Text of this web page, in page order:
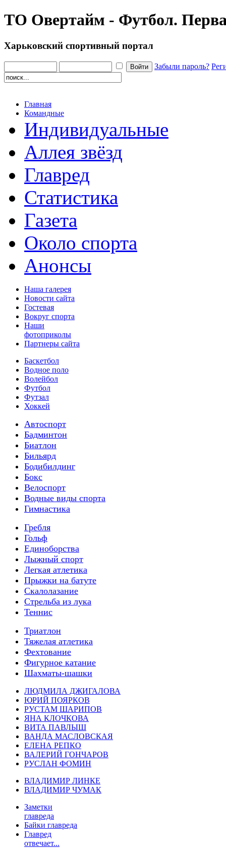
ТО Овертайм - Футбол.
Харьковский спортивный портал
Забыли пароль?
Главная
Командные
Индивидуальные
Аллея звёзд
Главред
Статистика
Газета
Около спорта
Анонсы
Наша галерея
Новости сайта
Гостевая
Вокруг спорта
Наши
фотоприколы
Партнеры сайта
Баскетбол
Водное поло
Волейбол
Футбол
Футзал
Хоккей
Автоспорт
Бадминтон
Биатлон
Бильярд
Бодибилдинг
Бокс
Велоспорт
Водные виды спорта
Гимнастика
Гребля
Гольф
Единоборства
Лыжный спорт
Легкая атлетика
Прыжки на батуте
Скалолазание
Стрельба из лука
Теннис
Триатлон
Тяжелая атлетика
Фехтование
Фигурное катание
Шахматы-шашки
ЛЮДМИЛА ДЖИГАЛОВА
ЮРИЙ ПОЯРКОВ
РУСТАМ ШАРИПОВ
ЯНА КЛОЧКОВА
ВИТА ПАВЛЫШ
ВАНДА МАСЛОВСКАЯ
ЕЛЕНА РЕПКО
ВАЛЕРИЙ ГОНЧАРОВ
РУСЛАН ФОМИН
ВЛАДИМИР ЛИНКЕ
ВЛАДИМИР ЧУМАК
Заметки
главреда
Байки главреда
Главред
отвечает...